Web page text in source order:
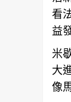
看
益
米
大
像